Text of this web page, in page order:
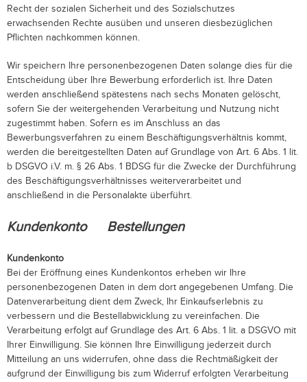
Recht der sozialen Sicherheit und des Sozialschutzes
erwachsenden Rechte ausüben und unseren diesbezüglichen
Pflichten nachkommen können.
Wir speichern Ihre personenbezogenen Daten solange dies für die
Entscheidung über Ihre Bewerbung erforderlich ist. Ihre Daten
werden anschließend spätestens nach sechs Monaten gelöscht,
sofern Sie der weitergehenden Verarbeitung und Nutzung nicht
zugestimmt haben. Sofern es im Anschluss an das
Bewerbungsverfahren zu einem Beschäftigungsverhältnis kommt,
werden die bereitgestellten Daten auf Grundlage von Art. 6 Abs. 1 lit.
b DSGVO i.V. m. § 26 Abs. 1 BDSG für die Zwecke der Durchführung
des Beschäftigungsverhältnisses weiterverarbeitet und
anschließend in die Personalakte überführt.
Kundenkonto Bestellungen
Kundenkonto
Bei der Eröffnung eines Kundenkontos erheben wir Ihre
personenbezogenen Daten in dem dort angegebenen Umfang. Die
Datenverarbeitung dient dem Zweck, Ihr Einkaufserlebnis zu
verbessern und die Bestellabwicklung zu vereinfachen. Die
Verarbeitung erfolgt auf Grundlage des Art. 6 Abs. 1 lit. a DSGVO mit
Ihrer Einwilligung. Sie können Ihre Einwilligung jederzeit durch
Mitteilung an uns widerrufen, ohne dass die Rechtmäßigkeit der
aufgrund der Einwilligung bis zum Widerruf erfolgten Verarbeitung